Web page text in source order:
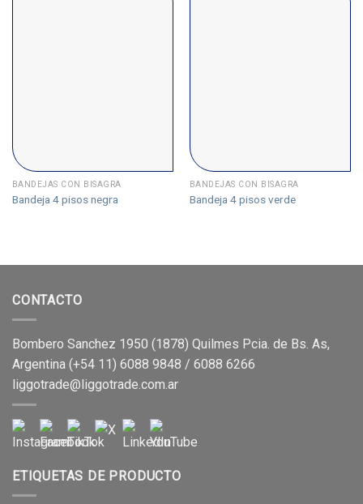
BANDEJAS CON BISAGRA
Bandeja 4 pisos negra
BANDEJAS CON BISAGRA
Bandeja 4 pisos verde
CONTACTO
Bombero Sanchez 1950 (1878) Quilmes Pcia. de Bs. As,
Argentina (+54 11) 6088 9848 / 6088 6266
liggotrade@liggotrade.com.ar
ETIQUETAS DE PRODUCTO